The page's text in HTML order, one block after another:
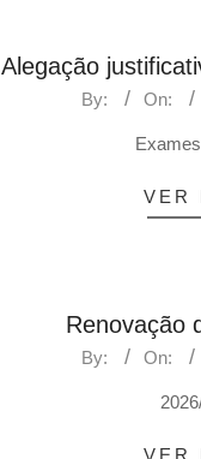
Alegação
By: On:
VER
Renovação
By: On:
VER